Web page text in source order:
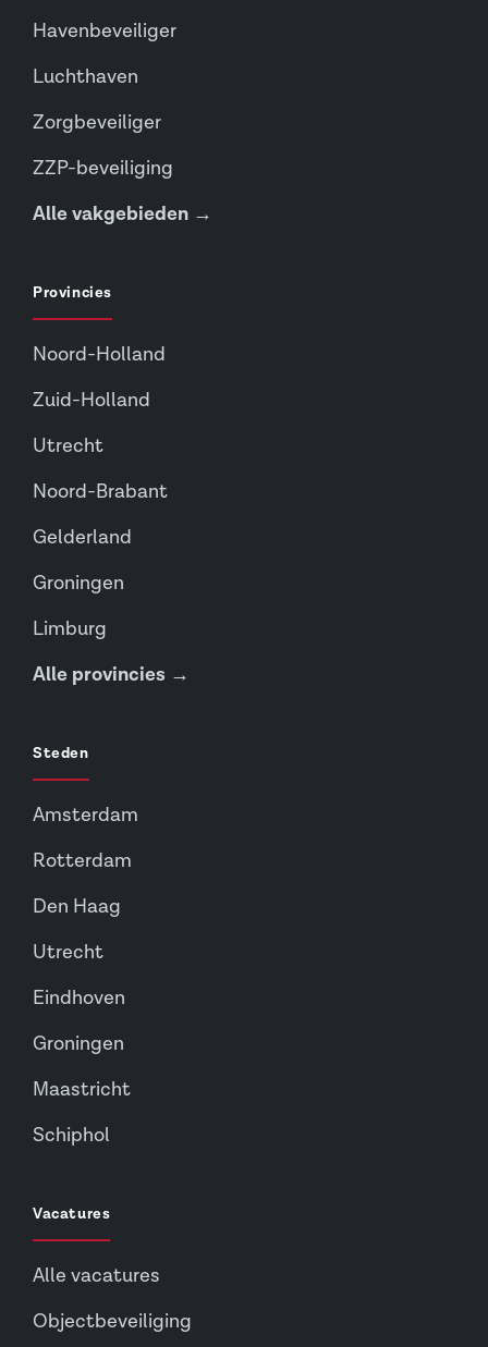
Havenbeveiliger
Luchthaven
Zorgbeveiliger
ZZP-beveiliging
Alle vakgebieden →
Provincies
Noord-Holland
Zuid-Holland
Utrecht
Noord-Brabant
Gelderland
Groningen
Limburg
Alle provincies →
Steden
Amsterdam
Rotterdam
Den Haag
Utrecht
Eindhoven
Groningen
Maastricht
Schiphol
Vacatures
Alle vacatures
Objectbeveiliging